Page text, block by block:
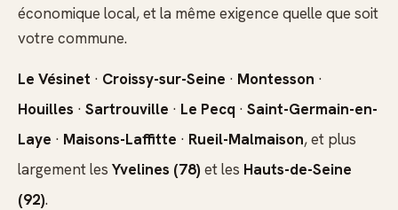
économique local, et la même exigence quelle que soit
votre commune.
Le Vésinet · Croissy-sur-Seine · Montesson ·
Houilles · Sartrouville · Le Pecq · Saint-Germain-en-
Laye · Maisons-Laffitte · Rueil-Malmaison, et plus
largement les Yvelines (78) et les Hauts-de-Seine
(92).